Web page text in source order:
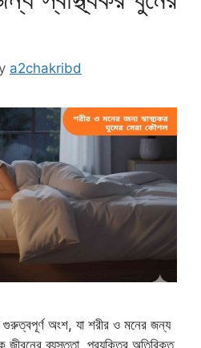
a2chakribd
অংশ, যা শরীর ও মনের জন্য
জীবনের ব্যস্ততা, প্রযুক্তির অতিরিক্ত